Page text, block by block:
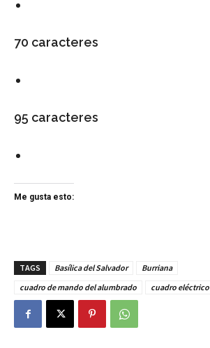
70 caracteres
95 caracteres
Me gusta esto:
TAGS Basílica del Salvador
Burriana
cuadro de mando del alumbrado
cuadro eléctrico